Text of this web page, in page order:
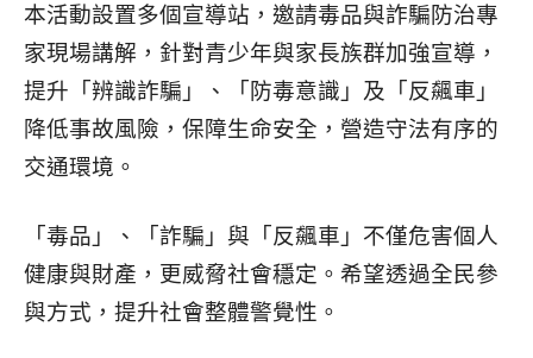
本活動設置多個宣導站，邀請毒品與詐騙防治專
家現場講解，針對青少年與家長族群加強宣導，
提升「辨識詐騙」、「防毒意識」及「反飆車」
降低事故風險，保障生命安全，營造守法有序的
交通環境。
「毒品」、「詐騙」與「反飆車」不僅危害個人
健康與財產，更威脅社會穩定。希望透過全民參
與方式，提升社會整體警覺性。